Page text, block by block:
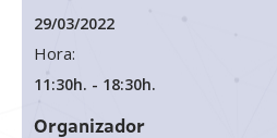
29/03/2022
Hora:
11:30h. - 18:30h.
Organizador